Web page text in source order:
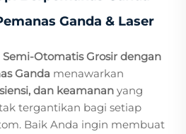
Ganda & Laser
Semi-Otomatis Grosir dengan
Ganda menawarkan
dan keamanan yang
tergantikan bagi setiap
Baik Anda ingin membuat